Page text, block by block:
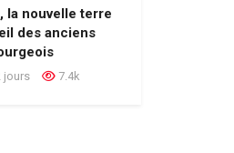
la nouvelle terre
des anciens
jours 7.4k